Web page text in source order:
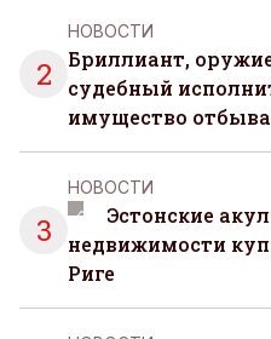
2
НОВОСТИ
Бриллиант,
судебный
имущество
3
НОВОСТИ
Эстонские
недвижимости
Риге